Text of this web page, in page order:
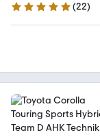
5 Sterne
(22)